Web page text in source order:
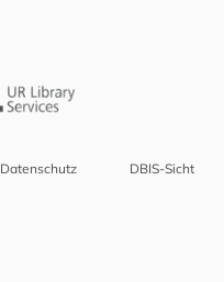
Datenschutz DBIS-Sicht